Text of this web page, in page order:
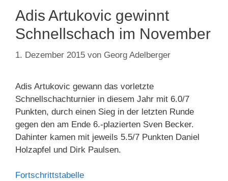
Adis Artukovic gewinnt
Schnellschach im November
1. Dezember 2015 von Georg Adelberger
Adis Artukovic gewann das vorletzte
Schnellschachturnier in diesem Jahr mit 6.0/7
Punkten, durch einen Sieg in der letzten Runde
gegen den am Ende 6.-plazierten Sven Becker.
Dahinter kamen mit jeweils 5.5/7 Punkten Daniel
Holzapfel und Dirk Paulsen.
Fortschrittstabelle